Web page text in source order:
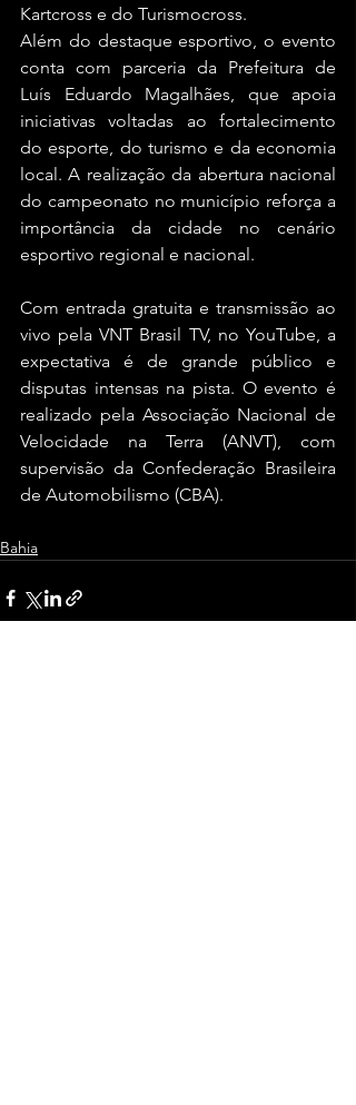
Kartcross e do Turismocross.
Além do destaque esportivo, o evento
conta com parceria da Prefeitura de
Luís Eduardo Magalhães, que apoia
iniciativas voltadas ao fortalecimento
do esporte, do turismo e da economia
local. A realização da abertura nacional
do campeonato no município reforça a
importância da cidade no cenário
esportivo regional e nacional.
Com entrada gratuita e transmissão ao
vivo pela VNT Brasil TV, no YouTube, a
expectativa é de grande público e
disputas intensas na pista. O evento é
realizado pela Associação Nacional de
Velocidade na Terra (ANVT), com
supervisão da Confederação Brasileira
de Automobilismo (CBA).
Bahia